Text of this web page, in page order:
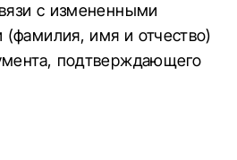
с измененными
имя и отчество)
подтверждающего